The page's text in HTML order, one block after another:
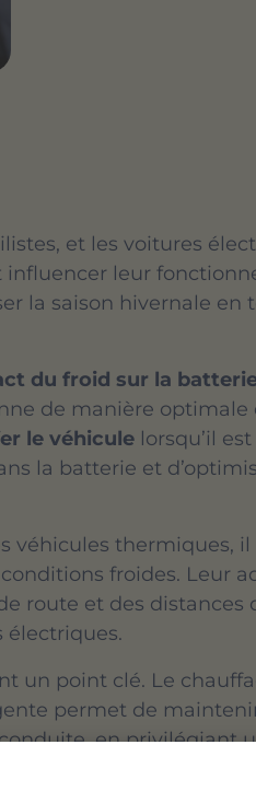
et les voitures
leur
la saison hivernale en
du froid sur la
de manière
le véhicule lorsqu’il
la batterie et
véhicules thermiques,
froides. Leur
route et des distances
électriques.
un point clé. Le
permet de
en privilégiant
et plus efficiente.